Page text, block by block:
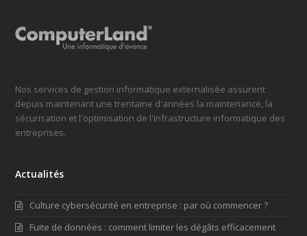
Nos services de gestion informatique externalisée assurent
depuis maintenant une trentaine d'années la maintenance, la
sécurisation et l'optimisation de l'infrastructure informatique des
entreprises.
Actualités
Culture cybersécurité en entreprise : par où commencer ?
Fuite de données : comment limiter les dégâts efficacement